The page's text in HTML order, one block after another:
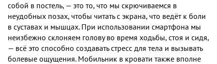
собой в постель, — это то, что мы скрючиваемся в
неудобных позах, чтобы читать с экрана, что ведёт к боли
в суставах и мышцах. При использовании смартфона мы
неизбежно склоняем голову во время ходьбы, стоя и сидя,
— всё это способно создавать стресс для тела и вызывать
болевые ощущения. Мобильник в кровати также вполне